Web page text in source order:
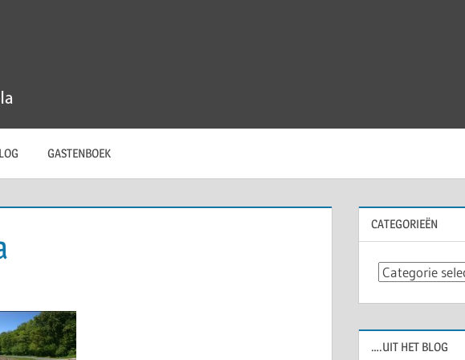
GASTENBOEK
CATEGORIEËN
Categorieën
….UIT HET BLOG